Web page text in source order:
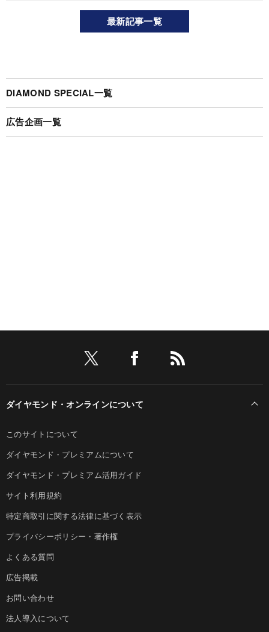
最新記事一覧
DIAMOND SPECIAL一覧
広告企画一覧
ダイヤモンド・オンラインについて
このサイトについて
ダイヤモンド・プレミアムについて
ダイヤモンド・プレミアム活用ガイド
サイト利用規約
特定商取引に関する法律に基づく表示
プライバシーポリシー・著作権
よくある質問
広告掲載
お問い合わせ
法人導入について